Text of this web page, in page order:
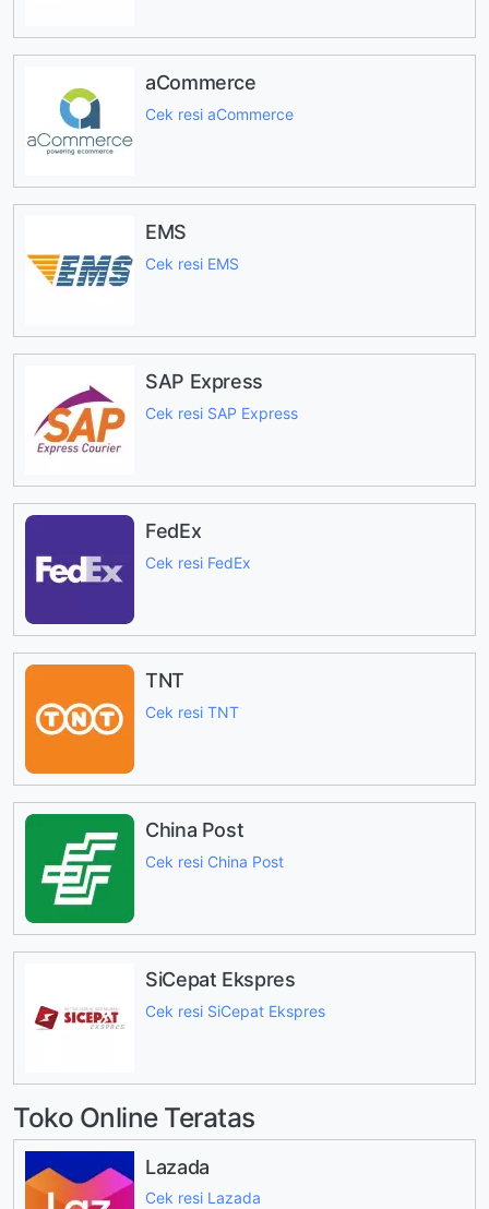
aCommerce
Cek resi aCommerce
EMS
Cek resi EMS
SAP Express
Cek resi SAP Express
FedEx
Cek resi FedEx
TNT
Cek resi TNT
China Post
Cek resi China Post
SiCepat Ekspres
Cek resi SiCepat Ekspres
Toko Online Teratas
Lazada
Cek resi Lazada